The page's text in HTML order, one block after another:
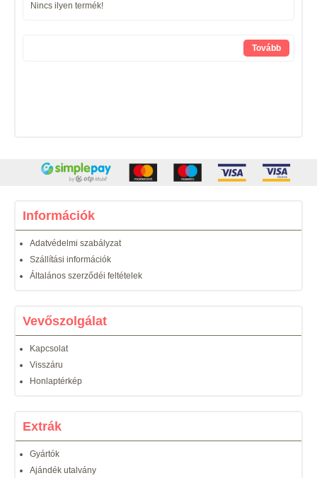
Nincs ilyen termék!
Tovább
Információk
Adatvédelmi szabályzat
Szállítási információk
Általános szerződéi feltételek
Vevőszolgálat
Kapcsolat
Visszáru
Honlaptérkép
Extrák
Gyártók
Ajándék utalvány